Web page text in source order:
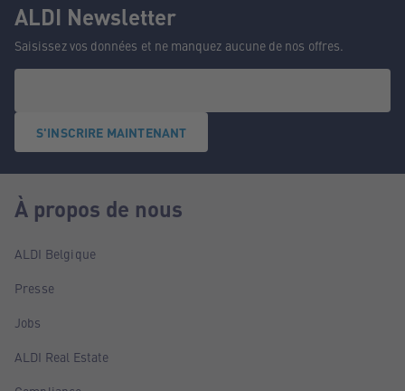
ALDI Newsletter
Saisissez vos données et ne manquez aucune de nos offres.
S'INSCRIRE MAINTENANT
À propos de nous
ALDI Belgique
Presse
Jobs
ALDI Real Estate